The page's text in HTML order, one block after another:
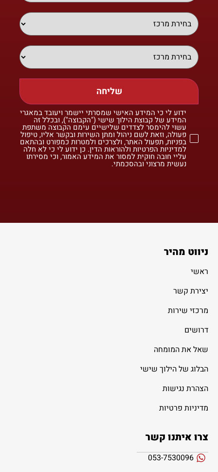
שליחה
ידוע לי כי המידע האישי שמסרתי יישמר ויעובד במאגרי
המידע של קבוצת הילוך שישי ("הקבוצה"), ובכלל זה
עשוי להימסר לצדדים שלישיים עימם הקבוצה משתפת
פעולה, וזאת לשם ניהול ומתן השירות ובקשר אליו, טיפול
בפניות, תפעול האתר, ולצרכים ולמטרות כמפורט ובהתאם
למדיניות הפרטיות ולהוראות הדין. כן ידוע לי כי לא חלה
עליי חובה חוקית למסור את המידע האמור, וכי מסירתו
נעשית מרצוני ובהסכמתי.
ניווט מהיר
ראשי
יצירת קשר
מרכזי שירות
דרושים
שאל את המומחה
הבלוג של הילוך שישי
הצהרת נגישות
מדיניות פרטיות
צרו איתנו קשר
053-7530096